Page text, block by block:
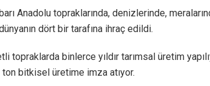
Anadolu topraklarında, denizlerinde,
dört bir tarafına ihraç edildi.
topraklarda binlerce yıldır tarımsal üretim
bitkisel üretime imza atıyor.